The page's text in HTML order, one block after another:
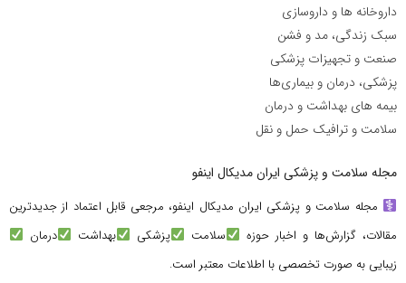
داروخانه ها و داروسازی
سبک زندگی، مد و فشن
صنعت و تجهیزات پزشکی
پزشکی، درمان و بیماری‌ها
بیمه های بهداشت و درمان
سلامت و ترافیک حمل و نقل
مجله سلامت و پزشکی ایران مدیکال اینفو
مجله سلامت و پزشکی ایران مدیکال اینفو، مرجعی قابل اعتماد از جدیدترین
مقالات، گزارش‌ها و اخبار حوزه
سلامت پزشکی بهداشت
درمان
زیبایی به صورت تخصصی با اطلاعات معتبر است.